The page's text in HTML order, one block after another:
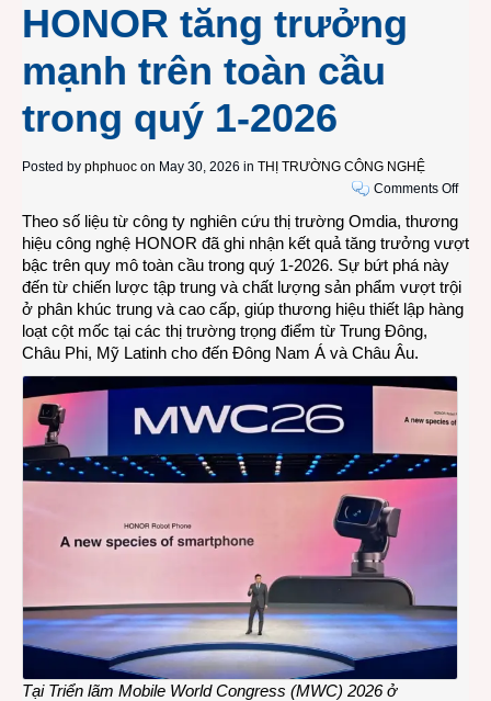
HONOR tăng trưởng
mạnh trên toàn cầu
trong quý 1-2026
Posted by phphuoc on May 30, 2026 in THỊ TRƯỜNG CÔNG NGHỆ
Comments Offon
bối
cảnh
nhiều
Theo số liệu từ công ty nghiên cứu thị trường Omdia, thương
hiệu công nghệ HONOR đã ghi nhận kết quả tăng trưởng vượt
bậc trên quy mô toàn cầu trong quý 1-2026. Sự bứt phá này
đến từ chiến lược tập trung và chất lượng sản phẩm vượt trội
ở phân khúc trung và cao cấp, giúp thương hiệu thiết lập hàng
loạt cột mốc tại các thị trường trọng điểm từ Trung Đông,
Châu Phi, Mỹ Latinh cho đến Đông Nam Á và Châu Âu.
Tại Triển lãm Mobile World Congress (MWC) 2026 ở